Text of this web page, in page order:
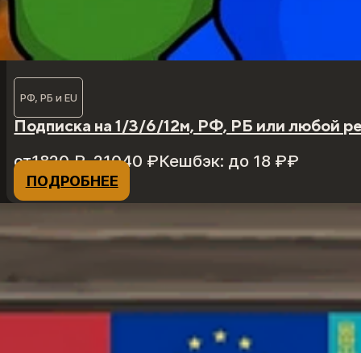
РФ, РБ и EU
Подписка на 1/3/6/12м, РФ, РБ или любой
от1820₽–21040 ₽
Диапазон
цен:
1820 ₽
21040 ₽
Кешбэк: до 18 ₽₽
ПОДРОБНЕЕ
товар
несколько
Опции
можно
выбрать